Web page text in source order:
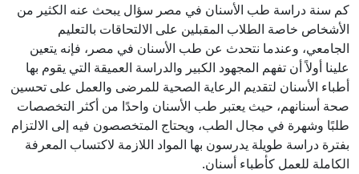
كم سنة دراسة طب الأسنان في مصر سؤال يبحث عنه الكثير من
الأشخاص خاصة الطلاب المقبلين على الالتحاقات بالتعليم
الجامعي، وعندما نتحدث عن طب الأسنان في مصر، فإنه يتعين
علينا أولاً أن تفهم المجهود الكبير والدراسة العميقة التي يقوم بها
أطباء الأسنان لتقديم الرعاية الصحية للمرضى والعمل على تحسين
صحة أسنانهم، حيث يعتبر طب الأسنان واحدًا من أكثر التخصصات
طلبًا وشهرة في مجال الطب، ويحتاج المتخصصون فيه إلى الالتزام
بفترة دراسة طويلة يدرسون بها المواد اللازمة لاكتساب المعرفة
الكاملة للعمل كأطباء أسنان.